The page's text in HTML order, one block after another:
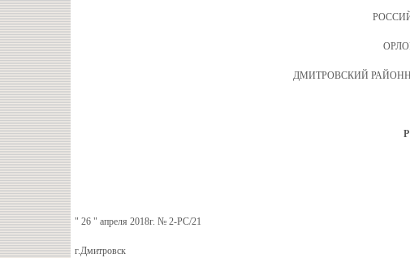
ДМИТРОВСКИЙ
" 26 " апреля 2018г. № 2-РС/21
г.Дмитровск